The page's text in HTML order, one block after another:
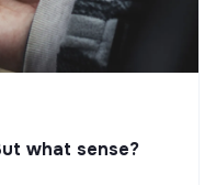
what sense?